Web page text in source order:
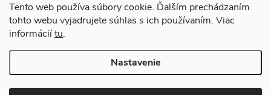
Tento web používa súbory cookie. Ďalším prechádzaním
tohto webu vyjadrujete súhlas s ich používaním. Viac
informáciítu.
Nastavenie
Copyright 2026Dr Nek. Všetky práva vyhradené.